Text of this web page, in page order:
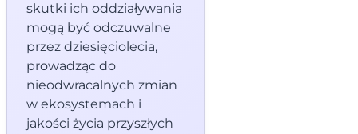
skutki ich oddziaływania
mogą być odczuwalne
przez dziesięciolecia,
prowadząc do
nieodwracalnych zmian
w ekosystemach i
jakości życia przyszłych